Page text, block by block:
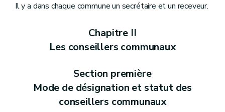
Chapitre III Nomination
Chapitre IV Interdictions
Art. L1214-1
Chapitre V Régime disciplinaire
Art. L1215-2
Art. L1215-3
Art. L1215-4
Art. L1215-5
Art. L1215-6
Il y a dans chaque commune un secrétaire et un receveur.
Chapitre II
Les conseillers communaux
Section première
Mode de désignation et statut des
conseillers communaux